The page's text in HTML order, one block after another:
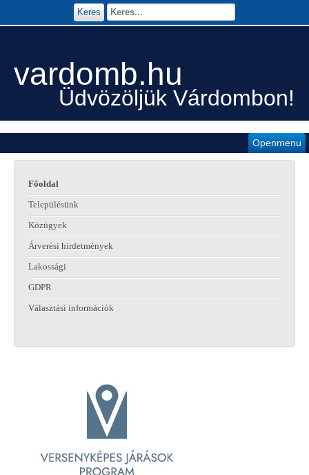
vardomb.hu
Üdvözöljük Várdombon!
Openmenu
Keres
Főoldal
Településünk
Közügyek
Árverési hirdetmények
Lakossági
GDPR
Választási információk